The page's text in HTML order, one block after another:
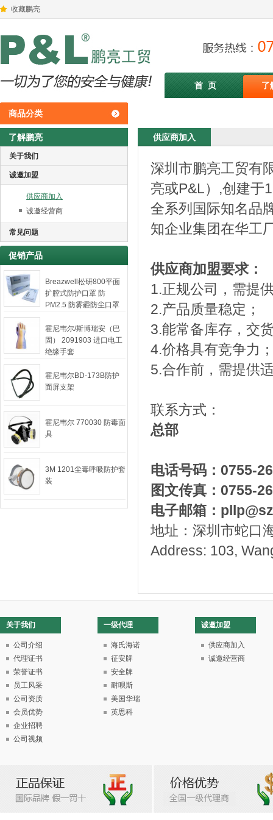
收藏鹏亮
首 页 了
商品分类
了解鹏亮
关于我们
诚邀加盟
供应商加入
诚邀经营商
常见问题
促销产品
Breazwell松研800平面
扩腔式防护口罩 防
PM2.5 防雾霾防尘口罩
霍尼韦尔/斯博瑞安（巴
固） 2091903 进口电工
绝缘手套
霍尼韦尔BD-173B防护
面屏支架
霍尼韦尔 770030 防毒面
具
3M 1201尘毒呼吸防护套
装
供应商加入
深圳市鹏亮工贸有
亮或P&L） ,创建于
全系列国际知名品
知企业集团在华工
供应商加盟要求：
1.正规公司，需提
2.产品质量稳定；
3.能常备库存，交
4.价格具有竞争力
5.合作前，需提供
联系方式：
总部
电话号码： 0755-
图文传真： 0755-
电子邮箱：
地址：深圳市蛇口
Address: 103,
关于我们
公司介绍
代理证书
荣誉证书
员工风采
公司资质
会员优势
企业招聘
公司视频
一级代理
海氏海诺
征安牌
安全牌
耐呗斯
美国华瑞
英思科
诚邀加盟
供应商加入
诚邀经营商